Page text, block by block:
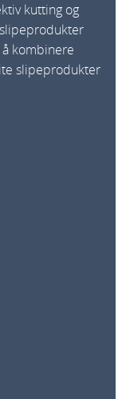
kutting og
kombinere
slipeprodukter